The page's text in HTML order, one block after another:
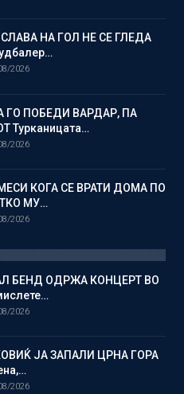
НА ГОЛ НЕ СЕ ГЛЕДА
2026
ГО ПОБЕДИ ВАРДАР, ПА
Турканицата…
2026
КОГА СЕ ВРАТИ ДОМА ПО
МУ…
2026
БЕНД ОДРЖА КОНЦЕРТ ВО
2026
ЈА ЗАПАЛИ ЦРНА ГОРА
2026